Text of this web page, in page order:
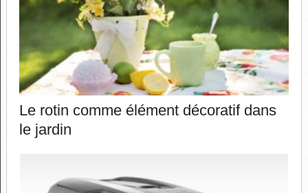
Le rotin comme élément décoratif dans
le jardin